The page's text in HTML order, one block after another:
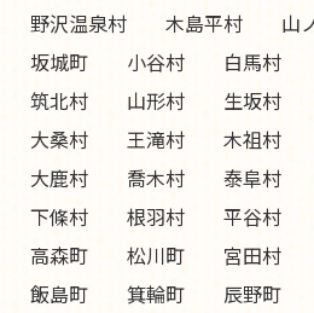
野沢温泉村
木島平村 山
坂城町
小谷村 白馬村
筑北村
山形村 生坂村
大桑村
王滝村 木祖村
大鹿村
喬木村 泰阜村
下條村
根羽村 平谷村
高森町
松川町 宮田村
飯島町
箕輪町 辰野町